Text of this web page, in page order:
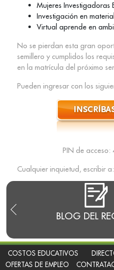
BLOG DEL
Mujeres Investigadoras
Investigación en
Virtual aprende en
No se pierdan esta gran
semillero y cumplidos los
en la matrícula del próximo
Pueden ingresar con los
PIN de
Cualquier inquietud, escribir a:
COSTOS EDUCATIVOS
OFERTAS DE EMPLEO